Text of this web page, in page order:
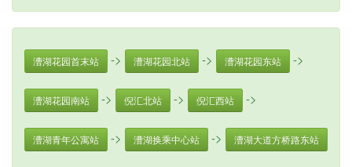
漕湖花园首末站 -> 漕湖花园北站 -> 漕湖花园东站 ->
漕湖花园南站 -> 倪汇北站 -> 倪汇西站 ->
漕湖青年公寓站 -> 漕湖换乘中心站 -> 漕湖大道方桥路东站